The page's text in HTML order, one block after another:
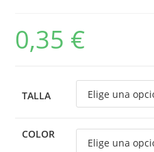
0,35 €
TALLA
COLOR